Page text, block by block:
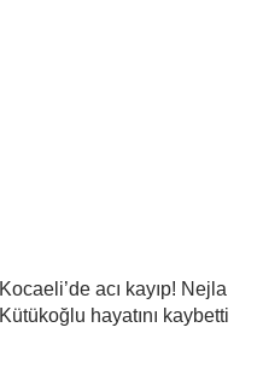
Kocaeli’de acı kayıp! Nejla
Kütükoğlu hayatını kaybetti